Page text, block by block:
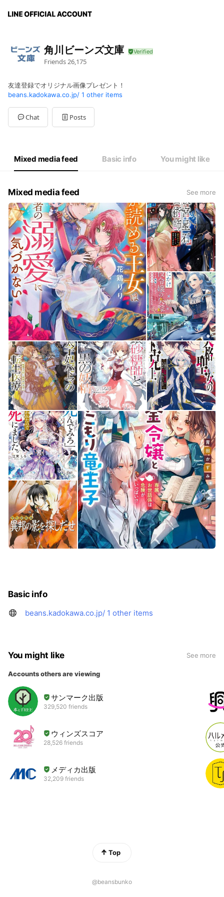
角川ビーンズ文庫
Friends 26,175
友達登録でオリジナル画像プレゼント！
beans.kadokawa.co.jp/ 1 other items
Chat Posts
Mixed media feed Basic info You might like
Mixed media feed See more
Basic info
beans.kadokawa.co.jp/ 1 other items
You might like See more
Accounts others are viewing
サンマーク出版
329,520 friends
ウィンズスコア
28,526 friends
メディカ出版
32,209 friends
Top
@beansbunko